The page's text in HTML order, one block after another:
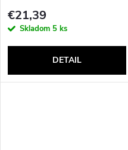
€21,39
Skladom 5 ks
DETAIL